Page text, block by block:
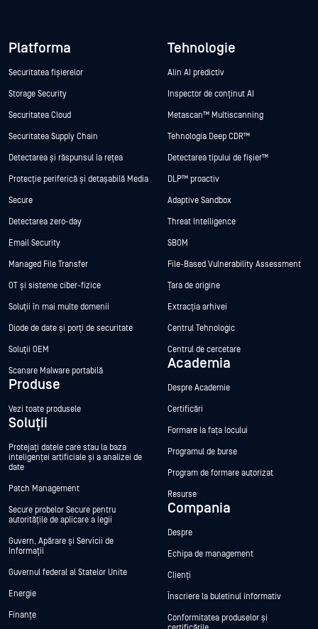
Platforma
Securitatea fișierelor
Storage Security
Securitatea Cloud
Securitatea Supply Chain
Detectarea și răspunsul la rețea
Protecție periferică și detașabilă Media
Secure
Detectarea zero-day
Email Security
Managed File Transfer
OT și sisteme ciber-fizice
Soluții în mai multe domenii
Diode de date și porți de securitate
Soluții OEM
Scanare Malware portabilă
Produse
Vezi toate produsele
Soluții
Protejați datele care stau la baza
inteligenței artificiale și a analizei de
date
Patch Management
Secure probelor Secure pentru
autoritățile de aplicare a legii
Guvern, Apărare și Servicii de
Informații
Guvernul federal al Statelor Unite
Energie
Finanțe
Tehnologie
Alin AI predictiv
Inspector de conținut AI
Metascan™ Multiscanning
Tehnologia Deep CDR™
Detectarea tipului de fișier™
DLP™ proactiv
Adaptive Sandbox
Threat Intelligence
SBOM
File-Based Vulnerability Assessment
Țara de origine
Extracția arhivei
Centrul Tehnologic
Centrul de cercetare
Academia
Despre Academie
Certificări
Formare la fața locului
Programul de burse
Program de formare autorizat
Resurse
Compania
Despre
Echipa de management
Clienți
Înscriere la buletinul informativ
Conformitatea produselor și